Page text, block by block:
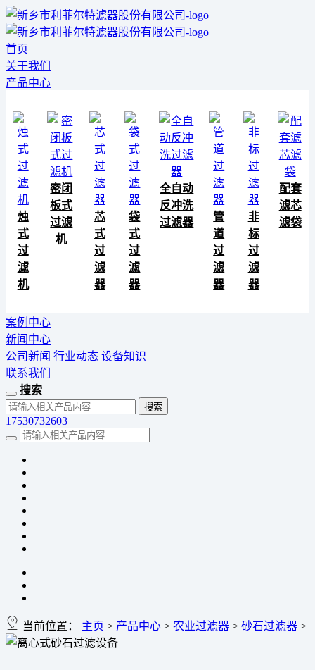
首页
关于我们
产品中心
烛
式
过
滤
机
密闭
板式
过滤
机
芯
式
过
滤
器
袋
式
过
滤
器
全自动
反冲洗
过滤器
管
道
过
滤
器
非
标
过
滤
器
配套
滤芯
滤袋
案例中心
新闻中心
公司新闻 行业动态 设备知识
联系我们
搜索
17530732603
当前位置： 主页 > 产品中心 > 农业过滤器 > 砂石过滤器 >